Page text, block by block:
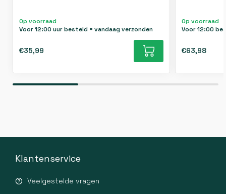
Op voorraad
Voor 12:00 uur besteld = vandaag verzonden
€35,99
Op voorraad
Voor 12:00
€63,98
Klantenservice
Veelgestelde vragen